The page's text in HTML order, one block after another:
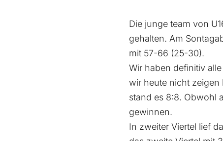
Die junge team von
gehalten. Am
mit 57-66 (25-30).
Wir haben definitiv
wir heute nicht zeigen
stand es 8:8. Obwohl
gewinnen.
In zweiter Viertel lief